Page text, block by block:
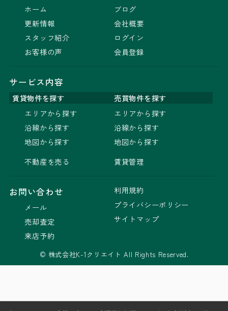
ホーム
更新情報
スタッフ紹介
お客様の声
ブログ
会社概要
ログイン
会員登録
サービス内容
賃貸物件を探す
売買物件を探す
エリアから探す
沿線から探す
地図から探す
不動産を売る
エリアから探す
沿線から探す
地図から探す
賃貸管理
お問い合わせ
メール
売却査定
来店予約
利用規約
プライバシーポリシー
サイトマップ
© 株式会社K-1クリエイト All Rights Reserved.